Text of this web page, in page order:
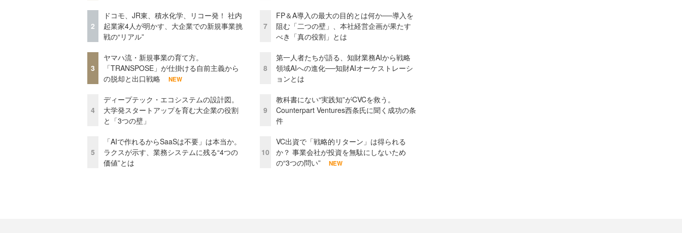
2
ドコモ、JR東、積水化学、リコー発！ 社内
起業家4人が明かす、大企業での新規事業挑
戦の“リアル”
3
ヤマハ流・新規事業の育て方。
「TRANSPOSE」が仕掛ける自前主義から
の脱却と出口戦略
NEW
4
ディープテック・エコシステムの設計図。
大学発スタートアップを育む大企業の役割
と「3つの壁」
5
「AIで作れるからSaaSは不要」は本当か。
ラクスが示す、業務システムに残る“4つの
価値”とは
7
FP＆A導入の最大の目的とは何か──導入を
阻む「二つの壁」、本社経営企画が果たす
べき「真の役割」とは
8
第一人者たちが語る、知財業務AIから戦略
領域AIへの進化──知財AIオーケストレーシ
ョンとは
9
教科書にない“実践知”がCVCを救う。
Counterpart Ventures西条氏に聞く成功の条
件
10
VC出資で「戦略的リターン」は得られる
か？ 事業会社が投資を無駄にしないため
の“3つの問い”
NEW